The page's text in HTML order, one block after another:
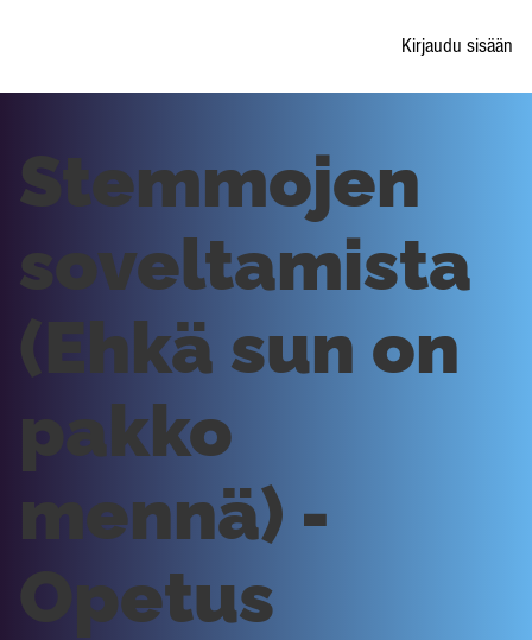
Kirjaudu sisään
Stemmojen
soveltamista
(Ehkä sun on
pakko
mennä) -
Opetus